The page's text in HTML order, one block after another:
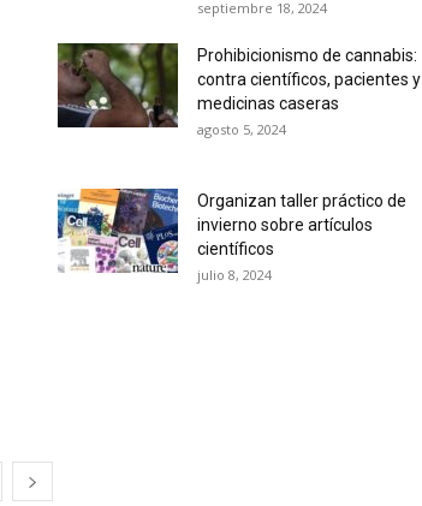
septiembre 18, 2024
Prohibicionismo de cannabis:
contra científicos, pacientes y
medicinas caseras
agosto 5, 2024
Organizan taller práctico de
invierno sobre artículos
científicos
julio 8, 2024